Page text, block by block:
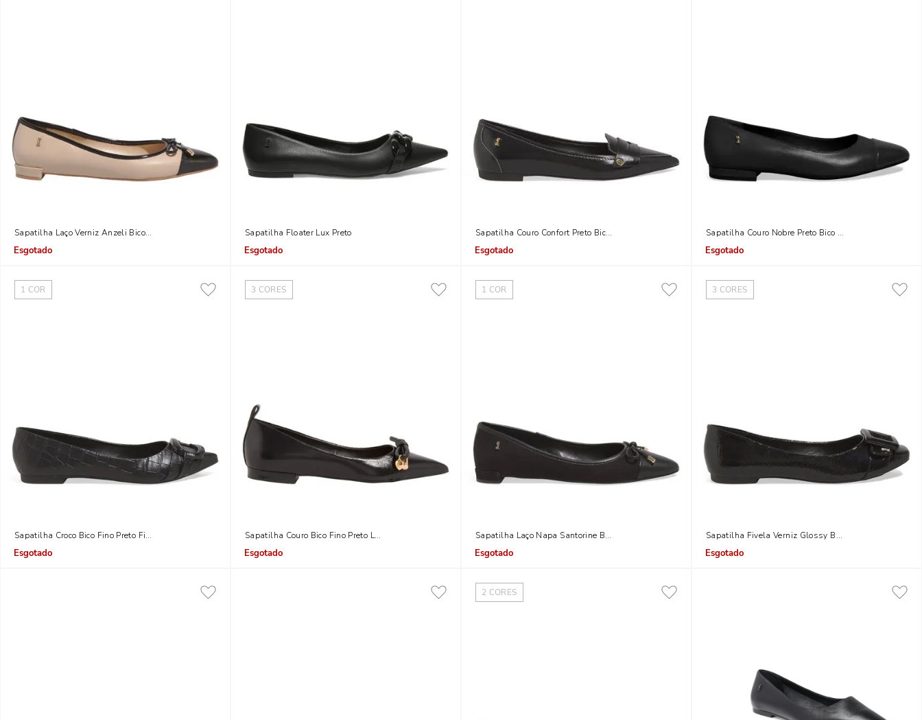
Sapatilha Laço Verniz Anzeli Bico Fino Preto E Bege
Indisponível
Sapatilha Floater Lux Preto
Indisponível
Sapatilha Couro Confort Preto Bico Fino Pala
Indisponível
Sapatilha Couro Nobre Preto Bico Fino
Indisponível
1 COR
Sapatilha Croco Bico Fino Preto Fivela
Indisponível
3 CORES
Sapatilha Couro Bico Fino Preto Laço
Indisponível
1 COR
Sapatilha Laço Napa Santorine Bico Fino Preta
Indisponível
3 CORES
Sapatilha Fivela Verniz Glossy Bico Quadrado Preta
Indisponível
2 CORES